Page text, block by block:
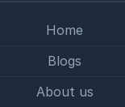
Home
Blogs
About us